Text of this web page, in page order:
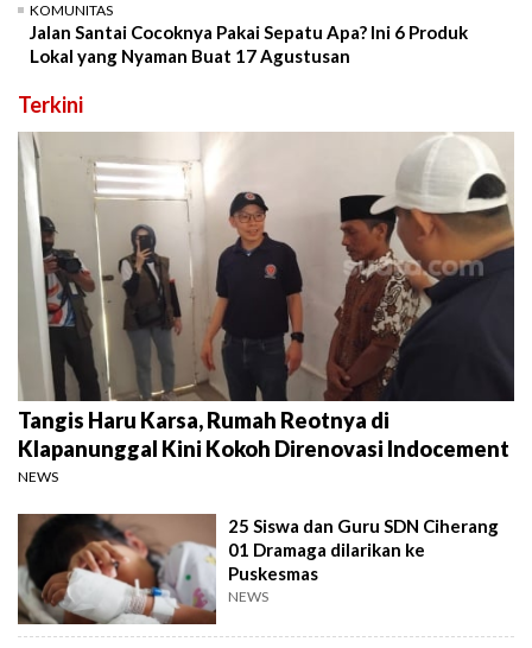
KOMUNITAS
Jalan Santai Cocoknya Pakai Sepatu Apa? Ini 6 Produk
Lokal yang Nyaman Buat 17 Agustusan
Terkini
Tangis Haru Karsa, Rumah Reotnya di
Klapanunggal Kini Kokoh Direnovasi Indocement
NEWS
25 Siswa dan Guru SDN Ciherang
01 Dramaga dilarikan ke
Puskesmas
NEWS